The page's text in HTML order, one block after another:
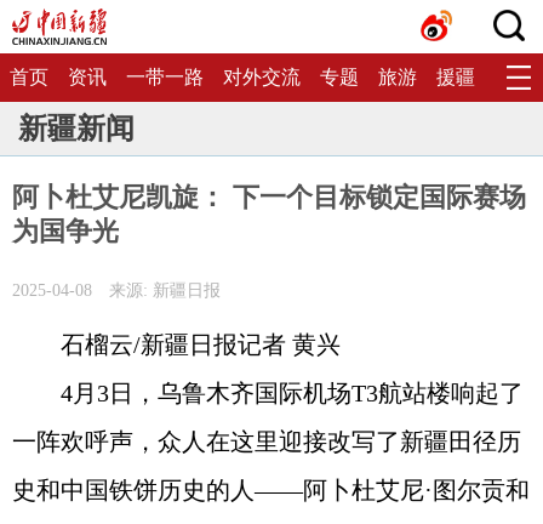
首页 资讯 一带一路 对外交流 专题 旅游 援疆 生态
新疆新闻
阿卜杜艾尼凯旋： 下一个目标锁定国际赛场
为国争光
2025-04-08 来源: 新疆日报
石榴云/新疆日报记者 黄兴
4月3日，乌鲁木齐国际机场T3航站楼响起了
一阵欢呼声，众人在这里迎接改写了新疆田径历
史和中国铁饼历史的人——阿卜杜艾尼·图尔贡和